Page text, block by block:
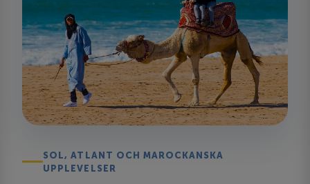
SOL, ATLANT OCH MAROCKANSKA
UPPLEVELSER